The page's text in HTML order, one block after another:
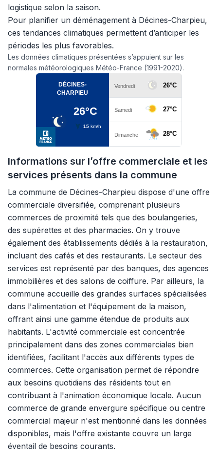
logistique selon la saison.
Pour planifier un déménagement à Décines-Charpieu,
ces tendances climatiques permettent d’anticiper les
périodes les plus favorables.
Les données climatiques présentées s’appuient sur les
normales météorologiques Météo-France (1991-2020).
Informations sur l’offre commerciale et les
services présents dans la commune
La commune de Décines-Charpieu dispose d'une offre
commerciale diversifiée, comprenant plusieurs
commerces de proximité tels que des boulangeries,
des supérettes et des pharmacies. On y trouve
également des établissements dédiés à la restauration,
incluant des cafés et des restaurants. Le secteur des
services est représenté par des banques, des agences
immobilières et des salons de coiffure. Par ailleurs, la
commune accueille des grandes surfaces spécialisées
dans l'alimentation et l'équipement de la maison,
offrant ainsi une gamme étendue de produits aux
habitants. L'activité commerciale est concentrée
principalement dans des zones commerciales bien
identifiées, facilitant l'accès aux différents types de
commerces. Cette organisation permet de répondre
aux besoins quotidiens des résidents tout en
contribuant à l'animation économique locale. Aucun
commerce de grande envergure spécifique ou centre
commercial majeur n'est mentionné dans les données
disponibles, mais l'offre existante couvre un large
éventail de besoins courants.